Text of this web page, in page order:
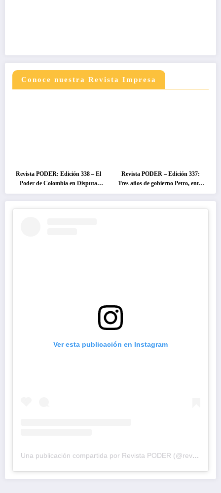
Conoce nuestra Revista Impresa
Revista PODER: Edición 338 – El
Poder de Colombia en Disputa
2026
Revista PODER – Edición 337:
Tres años de gobierno Petro, entre
el cambio prometido y el
desencanto ciudadano
Ver esta publicación en Instagram
Una publicación compartida por Revista PODER (@revistapodercol)